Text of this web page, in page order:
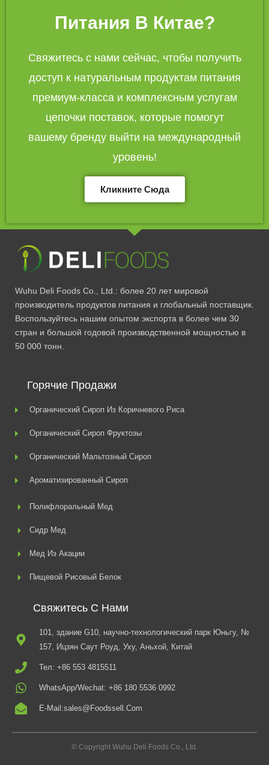
Питания В Китае?
Свяжитесь с нами сейчас, чтобы получить
доступ к натуральным продуктам питания
премиум-класса и комплексным услугам
цепочки поставок, которые помогут
вашему бренду выйти на международный
уровень!
Кликните Сюда
Wuhu Deli Foods Co., Ltd.: более 20 лет мировой
производитель продуктов питания и глобальный поставщик.
Воспользуйтесь нашим опытом экспорта в более чем 30
стран и большой годовой производственной мощностью в
50 000 тонн.
Горячие Продажи
Органический Сироп Из Коричневого Риса
Органический Сироп Фруктозы
Органический Мальтозный Сироп
Ароматизированный Сироп
Полифлоральный Мед
Сидр Мед
Мед Из Акации
Пищевой Рисовый Белок
Свяжитесь С Нами
101, здание G10, научно-технологический парк Юньгу, №
157, Ицзян Саут Роуд, Уху, Аньхой, Китай
Тел: +86 553 4815511
WhatsApp/Wechat: +86 180 5536 0992
E-Mail:sales@foodssell.com
© Copyright Wuhu Deli Foods Co., Ltd.